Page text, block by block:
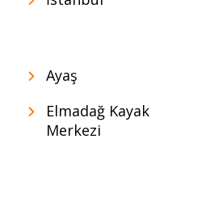
Ayaş
Elmadağ Kayak
Merkezi